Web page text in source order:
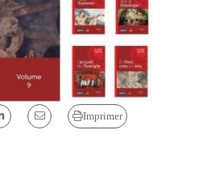
Imprimer